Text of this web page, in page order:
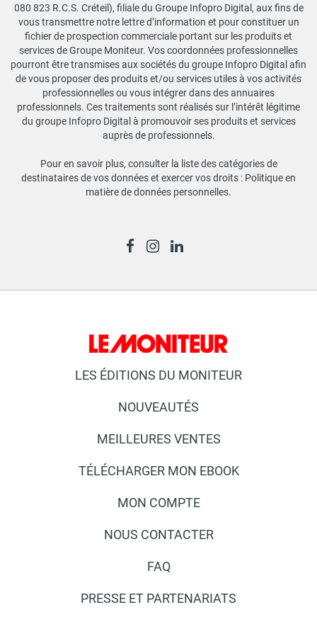
080 823 R.C.S. Créteil), filiale du Groupe Infopro Digital, aux fins de
vous transmettre notre lettre d’information et pour constituer un
fichier de prospection commerciale portant sur les produits et
services de Groupe Moniteur. Vos coordonnées professionnelles
pourront être transmises aux sociétés du groupe Infopro Digital afin
de vous proposer des produits et/ou services utiles à vos activités
professionnelles ou vous intégrer dans des annuaires
professionnels. Ces traitements sont réalisés sur l’intérêt légitime
du groupe Infopro Digital à promouvoir ses produits et services
auprès de professionnels.
Pour en savoir plus, consulter la liste des catégories de
destinataires de vos données et exercer vos droits : Politique en
matière de données personnelles.
LES ÉDITIONS DU MONITEUR
NOUVEAUTÉS
MEILLEURES VENTES
TÉLÉCHARGER MON EBOOK
MON COMPTE
NOUS CONTACTER
FAQ
PRESSE ET PARTENARIATS